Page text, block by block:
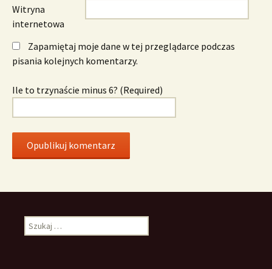
Witryna
internetowa
Zapamiętaj moje dane w tej przeglądarce podczas
pisania kolejnych komentarzy.
Ile to trzynaście minus 6? (Required)
Szukaj: